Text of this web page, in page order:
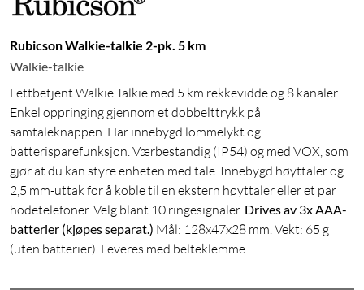
Rubicson Walkie-talkie 2-pk. 5 km
Walkie-talkie
Lettbetjent Walkie Talkie med 5 km rekkevidde og 8 kanaler.
Enkel oppringing gjennom et dobbelttrykk på
samtaleknappen. Har innebygd lommelykt og
batterisparefunksjon. Værbestandig (IP54) og med VOX, som
gjør at du kan styre enheten med tale. Innebygd høyttaler og
2,5 mm-uttak for å koble til en ekstern høyttaler eller et par
hodetelefoner. Velg blant 10 ringesignaler. Drives av 3x AAA-
batterier (kjøpes separat.) Mål: 128x47x28 mm. Vekt: 65 g
(uten batterier). Leveres med belteklemme.